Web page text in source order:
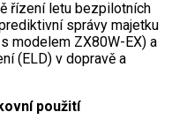
řízení letu bezpilotních
správy majetku
modelem ZX80W-EX) a
(ELD) v dopravě a
použití